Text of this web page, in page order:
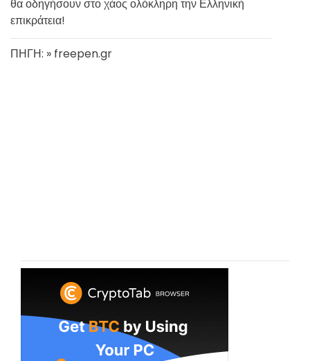
θα οδηγήσουν στο χάος ολόκληρη την Ελληνική
επικράτεια!
ΠΗΓΗ: » freepen.gr